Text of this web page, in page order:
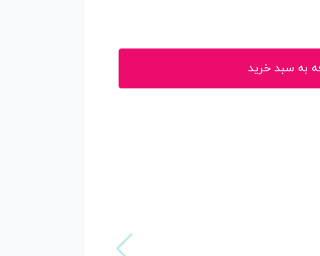
به سبد خرید